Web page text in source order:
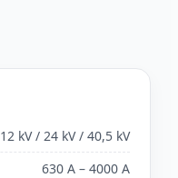
12 kV / 24 kV / 40,5 kV
630 A – 4000 A